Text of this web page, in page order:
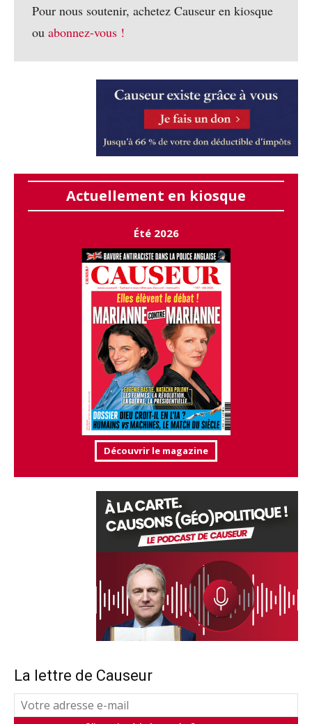
Pour nous soutenir, achetez Causeur en kiosque
ou abonnez-vous !
Actuellement en kiosque
Été 2026
Découvrir le magazine
La lettre de Causeur